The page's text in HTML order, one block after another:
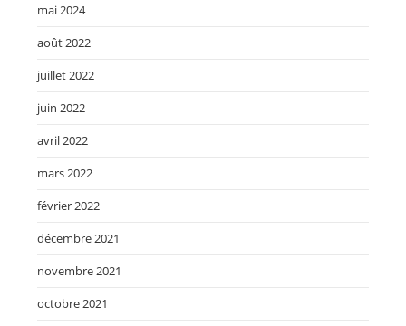
mai 2024
août 2022
juillet 2022
juin 2022
avril 2022
mars 2022
février 2022
décembre 2021
novembre 2021
octobre 2021